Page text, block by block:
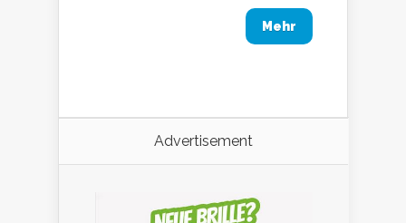
Mehr
Advertisement